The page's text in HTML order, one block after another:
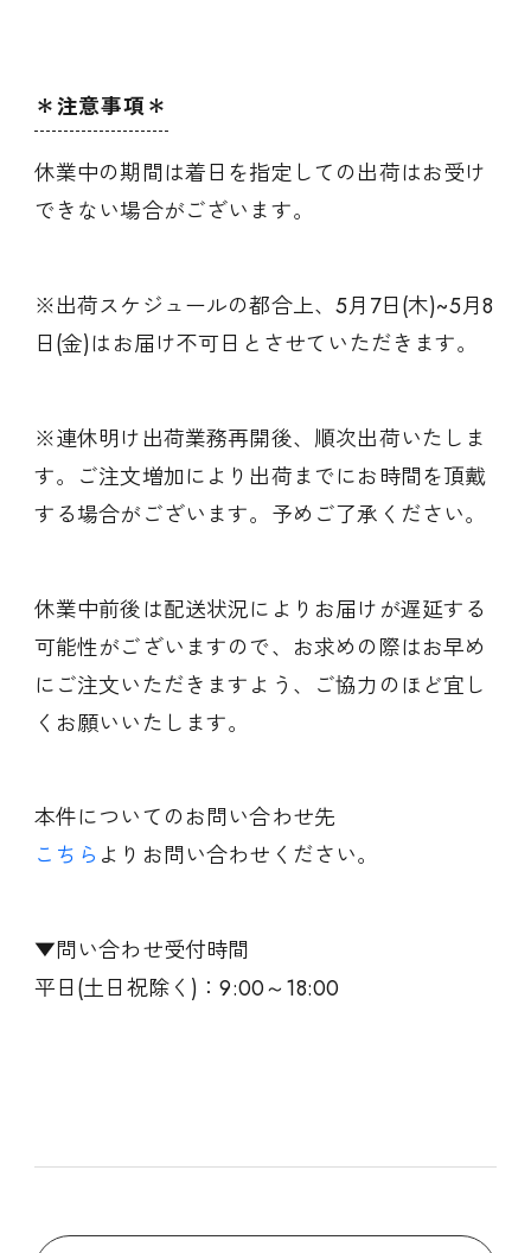
＊注意事項＊
休業中の期間は着日を指定しての出荷はお受け
できない場合がございます。
※出荷スケジュールの都合上、5月7日(木)~5月8
日(金)はお届け不可日とさせていただきます。
※連休明け出荷業務再開後、順次出荷いたしま
す。ご注文増加により出荷までにお時間を頂戴
する場合がございます。予めご了承ください。
休業中前後は配送状況によりお届けが遅延する
可能性がございますので、お求めの際はお早め
にご注文いただきますよう、ご協力のほど宜し
くお願いいたします。
本件についてのお問い合わせ先
こちら よりお問い合わせください。
▼問い合わせ受付時間
平日(土日祝除く)：9:00～18:00